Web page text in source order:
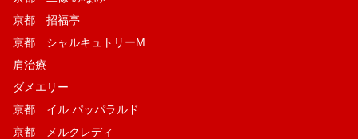
京都 招福亭
京都 シャルキュトリーM
肩治療
ダメエリー
京都 イル パッパラルド
京都 メルクレディ